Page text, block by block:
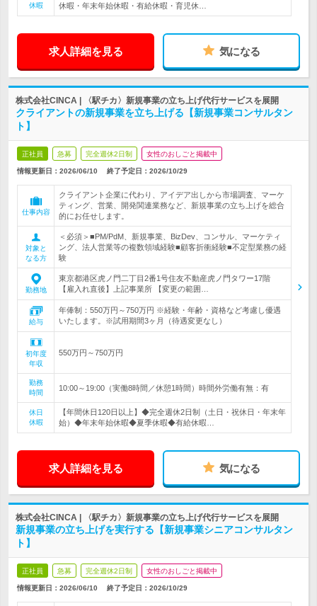
休暇
休暇・年末年始休暇・有給休暇・育児休…
求人詳細を見る 気になる
株式会社CINCA | 〈駅チカ〉新規事業の立ち上げ代行サービスを展開
クライアントの新規事業を立ち上げる【新規事業コンサルタン
ト】
正社員 急募 完全週休2日制 女性のおしごと掲載中
情報更新日：2026/06/10 終了予定日： 2026/10/29
仕事内容
クライアント企業に代わり、アイデア出しから市場調査、マーケ
ティング、営業、開発関連業務など、新規事業の立ち上げを総合
的にお任せします。
対象と
なる方
＜必須＞■PM/PdM、新規事業、BizDev、コンサル、マーケティ
ング、法人営業等の複数領域経験■顧客折衝経験■不定型業務の経
験
勤務地
東京都港区虎ノ門二丁目2番1号住友不動産虎ノ門タワー17階
【雇入れ直後】上記事業所 【変更の範囲…
給与
年俸制：550万円～750万円 ※経験・年齢・資格など考慮し優遇
いたします。※試用期間3ヶ月（待遇変更なし）
初年度
年収
550万円～750万円
勤務
時間
10:00～19:00（実働8時間／休憩1時間）時間外労働有無：有
休日
休暇
【年間休日120日以上】◆完全週休2日制（土日・祝休日・年末年
始）◆年末年始休暇◆夏季休暇◆有給休暇…
求人詳細を見る 気になる
株式会社CINCA | 〈駅チカ〉新規事業の立ち上げ代行サービスを展開
新規事業の立ち上げを実行する【新規事業シニアコンサルタン
ト】
正社員 急募 完全週休2日制 女性のおしごと掲載中
情報更新日：2026/06/10 終了予定日： 2026/10/29